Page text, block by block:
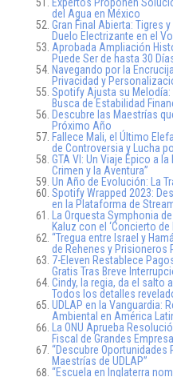
del Agua en México
Gran Final Abierta: Tigres
Duelo Electrizante en el
Aprobada Ampliación
Puede Ser de hasta 30
Navegando por la
Privacidad y
Spotify Ajusta su
Busca de Estabilidad
Descubre las Maestrías
Próximo Año
Fallece Mali, el Último
de Controversia y Lucha
GTA VI: Un Viaje Épico a
Crimen y la Aventura”
Un Año de Evolución: La
Spotify Wrapped 2023:
en la Plataforma de
La Orquesta Symphonia
Kaluz con el ‘Concierto
“Tregua entre Israel y
de Rehenes y Prisioneros
7-Eleven Restablece
Gratis Tras Breve
Cindy, la regia, da el salto
Todos los detalles
UDLAP en la Vanguardia:
Ambiental en América
La ONU Aprueba
Fiscal de Grandes
“Descubre
Maestrías de UDLAP”
“Escuela en Inglaterra